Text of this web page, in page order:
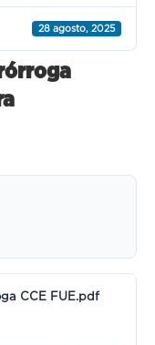
28 agosto, 2025
CCE FUE.pdf